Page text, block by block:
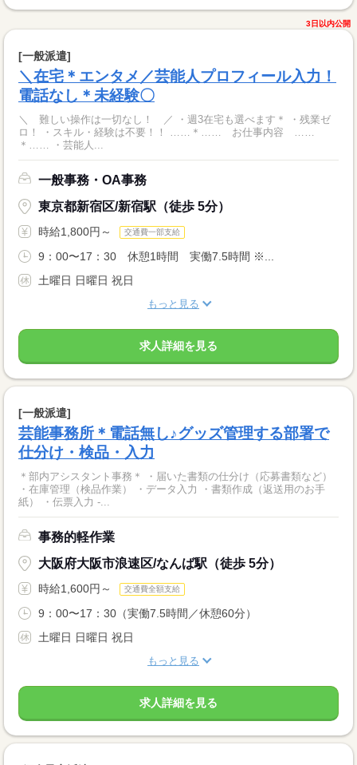
3日以内公開
[一般派遣]
＼在宅＊エンタメ／芸能人プロフィール入力！
電話なし＊未経験〇
＼ 難しい操作は一切なし！ ／ ・週3在宅も選べます＊ ・残業ゼ
ロ！ ・スキル・経験は不要！！ ……＊…… お仕事内容 ……
＊…… ・芸能人...
一般事務・OA事務
東京都新宿区/新宿駅（徒歩 5分）
時給1,800円～ 交通費一部支給
9：00〜17：30 休憩1時間 実働7.5時間 ※...
土曜日 日曜日 祝日
もっと見る
求人詳細を見る
[一般派遣]
芸能事務所＊電話無し♪グッズ管理する部署で
仕分け・検品・入力
＊部内アシスタント事務＊ ・届いた書類の仕分け（応募書類など）
・在庫管理（検品作業） ・データ入力 ・書類作成（返送用のお手
紙） ・伝票入力 -...
事務的軽作業
大阪府大阪市浪速区/なんば駅（徒歩 5分）
時給1,600円～ 交通費全額支給
9：00〜17：30（実働7.5時間／休憩60分）
土曜日 日曜日 祝日
もっと見る
求人詳細を見る